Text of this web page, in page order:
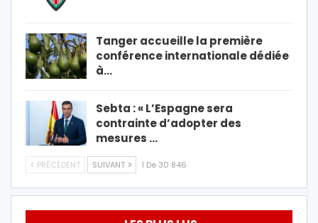
Tanger accueille la première
conférence internationale dédiée
à…
Sebta : « L’Espagne sera
contrainte d’adopter des
mesures …
PRÉCÉDENT SUIVANT 1 De 30 846